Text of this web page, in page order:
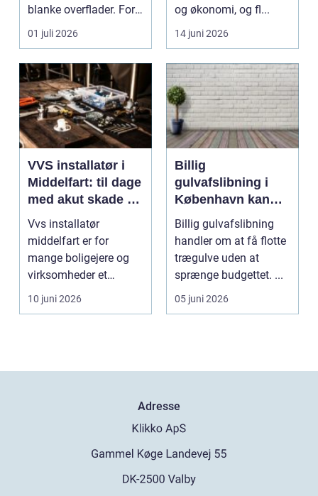
blanke overflader. For
mange virksomh...
01 juli 2026
og økonomi, og fl...
14 juni 2026
VVS installatør i
Middelfart: til dage
med akut skade og
almindelig service
Vvs installatør
middelfart er for
mange boligejere og
virksomheder et
søgeord, der duk...
10 juni 2026
Billig
gulvafslibning i
København kan
være vejen til
flottere gulve
Billig gulvafslibning
handler om at få flotte
trægulve uden at
sprænge budgettet. ...
05 juni 2026
Adresse